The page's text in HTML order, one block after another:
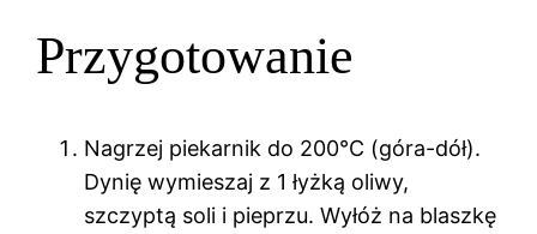
Przygotowanie
Nagrzej piekarnik do 200°C (góra-dół).
Dynię wymieszaj z 1 łyżką oliwy,
szczyptą soli i pieprzu. Wyłóż na blaszkę